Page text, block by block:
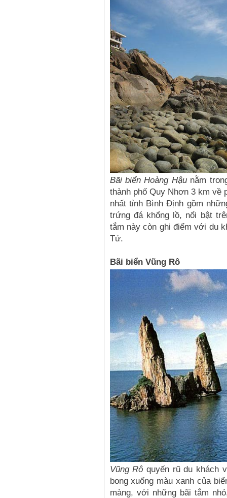
Bãi biển Hoàng Hậunằm
thành phố Quy Nhơn 3 km về
nhất tỉnh Bình Định gồm
trứng đá khổng lồ, nổi bật
tắm này còn ghi điểm với du
Tử.
Bãi biển Vũng Rô
Vũng Rô quyến rũ du khách
bong xuống màu xanh của
màng, với những bãi tắm